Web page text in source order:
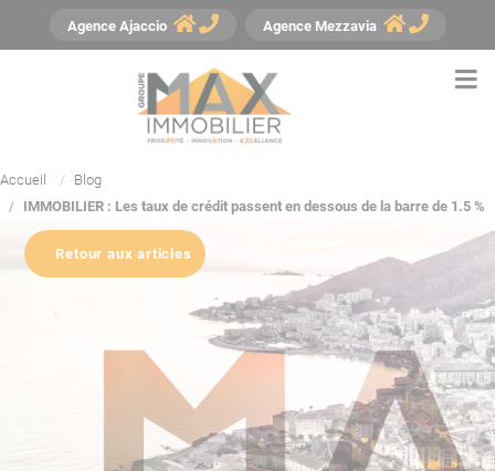
Agence Ajaccio Agence Mezzavia
Accueil
Blog
IMMOBILIER : Les taux de crédit passent en dessous de la barre de 1.5 %
Retour aux articles
Panneau de gestion des cookies